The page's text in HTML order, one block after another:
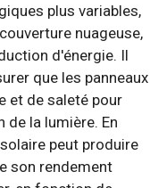
plus variables,
nuageuse,
d'énergie. Il
que les panneaux
et de saleté pour
de la lumière. En
peut produire
son rendement